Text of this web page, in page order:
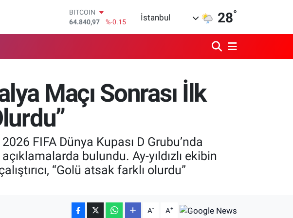
DOLAR
47,7436
%0.18
64,4811
%0.38
BİST100
13.779
%-14
BITCOIN
İstanbul 28°
Maçı Sonrası İlk
FIFA Dünya Kupası D Grubu’nda
bulundu. Ay-yıldızlı ekibin
“Golü atsak farklı olurdu”
A- A+